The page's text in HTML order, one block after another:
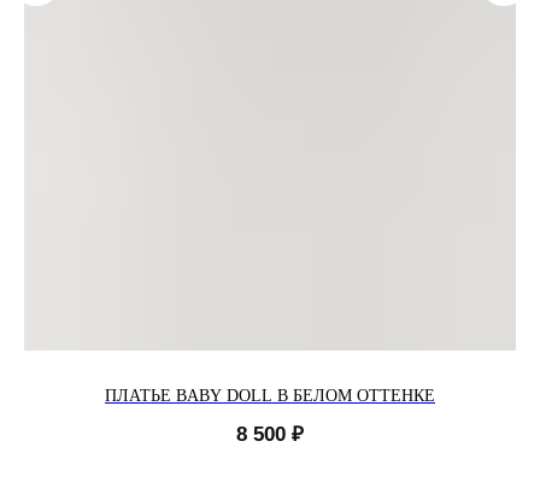
ПЛАТЬЕ BABY DOLL В БЕЛОМ ОТТЕНКЕ
8 500 ₽